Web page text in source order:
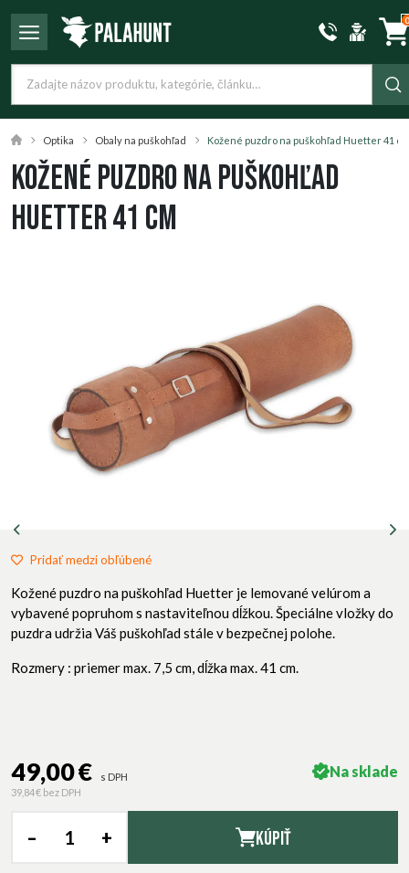
0
Optika Obaly na puškohľad Kožené puzdro na puškohľad Huetter 41 cm
Kožené puzdro na puškohľad
Huetter 41 cm
Pridať medzi obľúbené
Kožené puzdro na puškohľad Huetter je lemované velúrom a
vybavené popruhom s nastaviteľnou dĺžkou. Špeciálne vložky do
puzdra udržia Váš puškohľad stále v bezpečnej polohe.
Rozmery : priemer max. 7,5 cm, dĺžka max. 41 cm.
49,00 €
s DPH
39,84 € bez DPH
Na sklade
– + Kúpiť